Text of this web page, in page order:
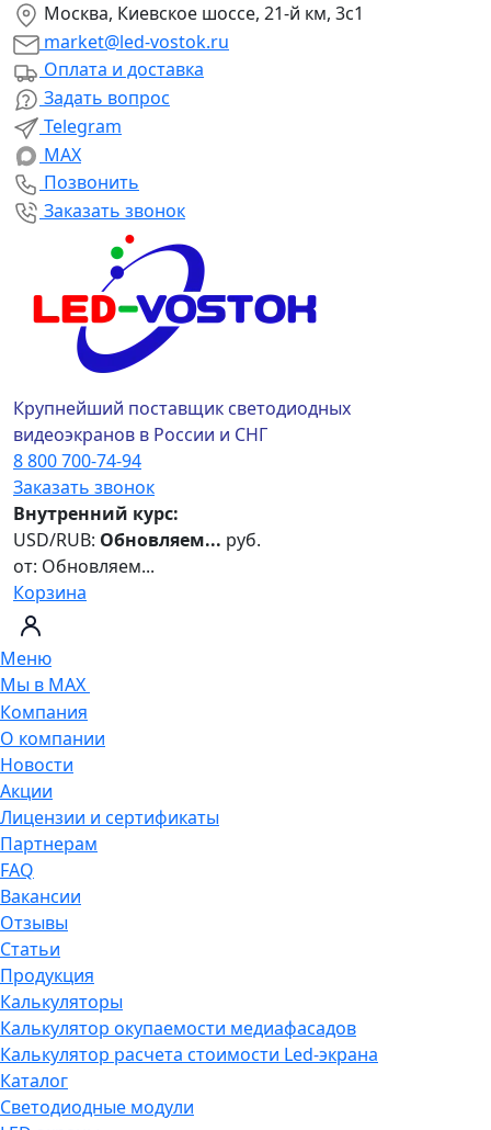
Москва, Киевское шоссе, 21-й км, 3с1
market@led-vostok.ru
Оплата и доставка
Задать вопрос
Telegram
MAX
Позвонить
Заказать звонок
Крупнейший поставщик светодиодных
видеоэкранов в России и СНГ
8 800 700-74-94
Заказать звонок
Внутренний курс:
USD/RUB: Обновляем... руб.
от: Обновляем...
Корзина
Меню
Мы в MAX
Компания
О компании
Новости
Акции
Лицензии и сертификаты
Партнерам
FAQ
Вакансии
Отзывы
Статьи
Продукция
Калькуляторы
Калькулятор окупаемости медиафасадов
Калькулятор расчета стоимости Led-экрана
Каталог
Светодиодные модули